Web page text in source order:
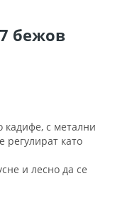
бежов
кадифе, с метални
регулират като
и лесно да се